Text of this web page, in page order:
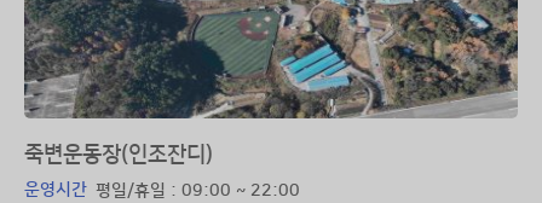
죽변운동장(인조잔디)
운영시간 평일/휴일 : 09:00 ~ 22:00